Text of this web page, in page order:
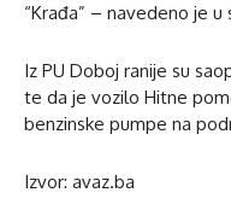
“Krađa” – navedeno je u
Iz PU Doboj ranije su
te da je vozilo Hitne
benzinske pumpe na
Izvor: avaz.ba